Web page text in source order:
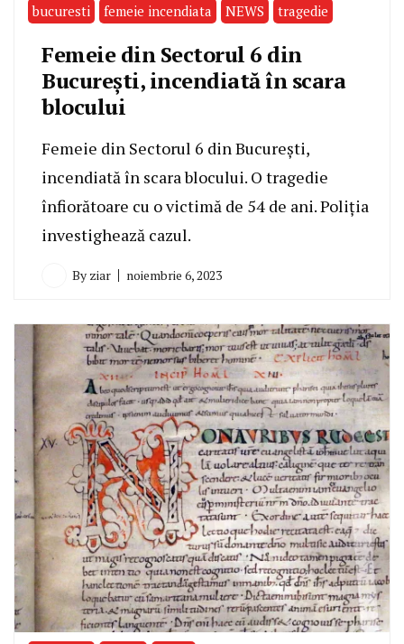
bucuresti femeie incendiata NEWS tragedie
Femeie din Sectorul 6 din
București, incendiată în scara
blocului
Femeie din Sectorul 6 din București,
incendiată în scara blocului. O tragedie
înfiorătoare cu o victimă de 54 de ani. Poliția
investighează cazul.
By ziar noiembrie 6, 2023